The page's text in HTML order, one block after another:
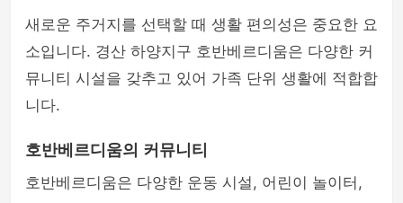
새로운 주거지를 선택할 때 생활 편의성은 중요한 요
소입니다. 경산 하양지구 호반베르디움은 다양한 커
뮤니티 시설을 갖추고 있어 가족 단위 생활에 적합합
니다.
호반베르디움의 커뮤니티
호반베르디움은 다양한 운동 시설, 어린이 놀이터,